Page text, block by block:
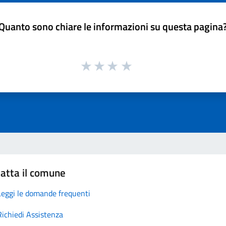
sono chiare le informazioni su questa
il comune
le domande frequenti
Assistenza